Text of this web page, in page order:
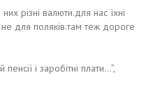
різні валюти.для нас їхні
для поляків.там теж дороге
і заробітні плати…”,